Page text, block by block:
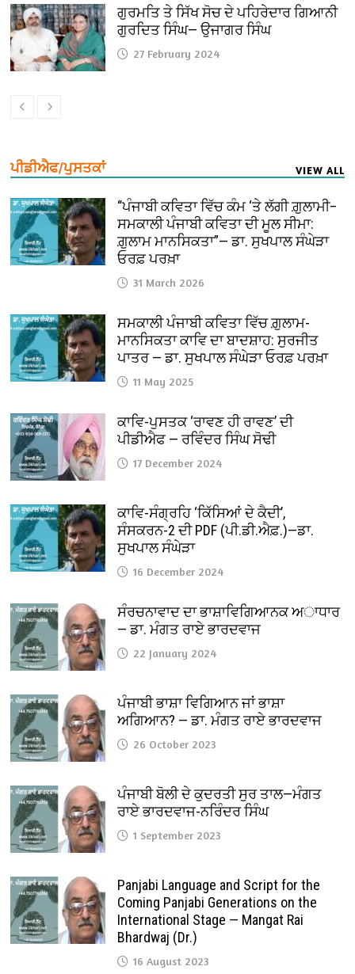
ਗੁਰਮਤਿ ਤੇ ਸਿੱਖ ਸੋਚ ਦੇ ਪਹਿਰੇਦਾਰ ਗਿਆਨੀ
ਗੁਰਦਿਤ ਸਿੰਘ— ਉਜਾਗਰ ਸਿੰਘ
27 February 2024
ਪੀਡੀਐਫ/ਪੁਸਤਕਾਂ VIEW ALL
“ਪੰਜਾਬੀ ਕਵਿਤਾ ਵਿੱਚ ਕੰਮ ‘ਤੇ ਲੱਗੀ ਗ਼ੁਲਾਮੀ–
ਸਮਕਾਲੀ ਪੰਜਾਬੀ ਕਵਿਤਾ ਦੀ ਮੂਲ ਸੀਮਾ:
ਗ਼ੁਲਾਮ ਮਾਨਸਿਕਤਾ”— ਡਾ. ਸੁਖਪਾਲ ਸੰਘੇੜਾ
ਓਰਫ਼ ਪਰਖ਼ਾ
31 March 2026
ਸਮਕਾਲੀ ਪੰਜਾਬੀ ਕਵਿਤਾ ਵਿੱਚ ਗ਼ੁਲਾਮ-
ਮਾਨਸਿਕਤਾ ਕਾਵਿ ਦਾ ਬਾਦਸ਼ਾਹ: ਸੁਰਜੀਤ
ਪਾਤਰ — ਡਾ. ਸੁਖਪਾਲ ਸੰਘੇੜਾ ਓਰਫ਼ ਪਰਖ਼ਾ
11 May 2025
ਕਾਵਿ-ਪੁਸਤਕ ‘ਰਾਵਣ ਹੀ ਰਾਵਣ’ ਦੀ
ਪੀਡੀਐਫ — ਰਵਿੰਦਰ ਸਿੰਘ ਸੋਢੀ
17 December 2024
ਕਾਵਿ-ਸੰਗ੍ਰਹਿ ‘ਕਿੱਸਿਆਂ ਦੇ ਕੈਦੀ’,
ਸੰਸਕਰਨ-2 ਦੀ PDF (ਪੀ.ਡੀ.ਐਫ਼.)—ਡਾ.
ਸੁਖਪਾਲ ਸੰਘੇੜਾ
16 December 2024
ਸੰਰਚਨਾਵਾਦ ਦਾ ਭਾਸ਼ਾਵਿਗਿਆਨਕ ਅਾਧਾਰ
— ਡਾ. ਮੰਗਤ ਰਾਏ ਭਾਰਦਵਾਜ
22 January 2024
ਪੰਜਾਬੀ ਭਾਸ਼ਾ ਵਿਗਿਆਨ ਜਾਂ ਭਾਸ਼ਾ
ਅਗਿਆਨ? — ਡਾ. ਮੰਗਤ ਰਾਏ ਭਾਰਦਵਾਜ
26 October 2023
ਪੰਜਾਬੀ ਬੋਲੀ ਦੇ ਕੁਦਰਤੀ ਸੁਰ ਤਾਲ—ਮੰਗਤ
ਰਾਏ ਭਾਰਦਵਾਜ-ਨਰਿੰਦਰ ਸਿੰਘ
1 September 2023
Panjabi Language and Script for the
Coming Panjabi Generations on the
International Stage — Mangat Rai
Bhardwaj (Dr.)
16 August 2023